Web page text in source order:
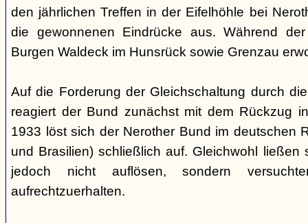
den jährlichen Treffen in der Eifelhöhle bei
die gewonnenen Eindrücke aus. Während
Burgen Waldeck im Hunsrück sowie Grenzau
Auf die Forderung der Gleichschaltung durch
reagiert der Bund zunächst mit dem Rückzug
1933 löst sich der Nerother Bund im deutschen
und Brasilien) schließlich auf. Gleichwohl ließen
jedoch nicht auflösen, sondern
aufrechtzuerhalten.